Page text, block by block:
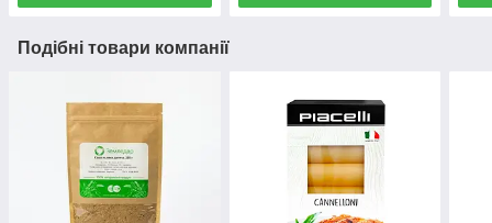
Подібні товари компанії